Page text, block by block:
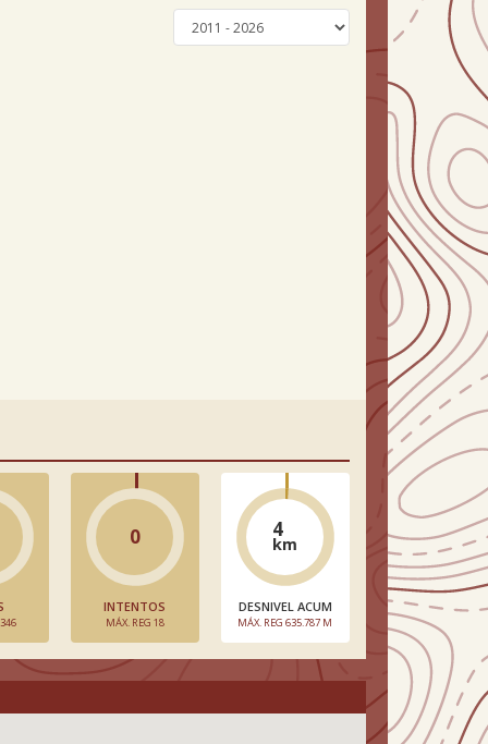
0
INTENTOS
MÁX. REG 18
4
km
DESNIVEL ACUM
MÁX. REG 635.787 M